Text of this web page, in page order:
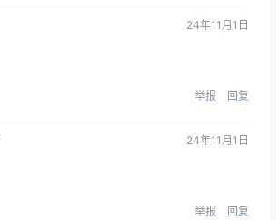
24年11月1日
举报 回复
24年11月1日
举报 回复